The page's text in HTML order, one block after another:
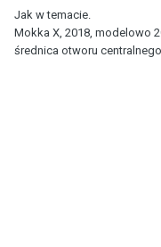
Jak w temacie.
Mokka X, 2018, modelowo
średnica otworu